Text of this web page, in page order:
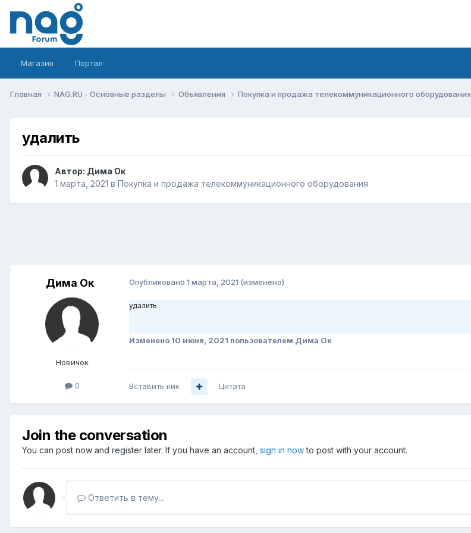
Магазин Портал
Главная NAG.RU - Основные разделы Объявления Покупка и продажа телекоммуникационного оборудования
удалить
Автор: Дима Ок
1 марта, 2021 в Покупка и продажа телекоммуникационного оборудования
Дима Ок
Новичок
0
Опубликовано 1 марта, 2021 (изменено)
удалить
Изменено 10 июня, 2021 пользователем Дима Ок
Вставить ник Цитата
Join the conversation
You can post now and register later. If you have an account, sign in nowto post with your account.
Ответить в тему...